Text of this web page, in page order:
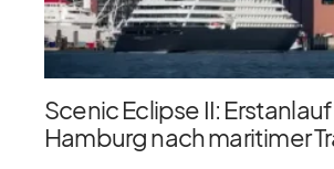
Scenic Eclipse II:
Hamburg nach maritimer